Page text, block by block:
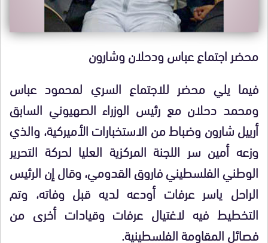
محضر اجتماع عباس ودحلان وشارون
فيما يلي محضر للاجتماع السري لمحمود عباس
ومحمد دحلان مع رئيس الوزراء الصهيوني السابق
أرييل شارون وضباط من الاستخبارات الأميركية، والذي
وزعه أمين سر اللجنة المركزية العليا لحركة التحرير
الوطني الفلسطيني فاروق القدومي، وقال إن الرئيس
الراحل ياسر عرفات أودعه لديه قبل وفاته، وتم
التخطيط فيه لاغتيال عرفات وقيادات أخرى من
فصائل المقاومة الفلسطينية.